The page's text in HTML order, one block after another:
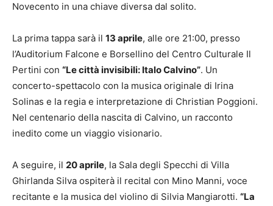
Novecento in una chiave diversa dal solito.
La prima tappa sarà il 13 aprile, alle ore 21:00, presso
l’Auditorium Falcone e Borsellino del Centro Culturale Il
Pertini con “Le città invisibili: Italo Calvino”. Un
concerto-spettacolo con la musica originale di Irina
Solinas e la regia e interpretazione di Christian Poggioni.
Nel centenario della nascita di Calvino, un racconto
inedito come un viaggio visionario.
A seguire, il 20 aprile, la Sala degli Specchi di Villa
Ghirlanda Silva ospiterà il recital con Mino Manni, voce
recitante e la musica del violino di Silvia Mangiarotti. “La